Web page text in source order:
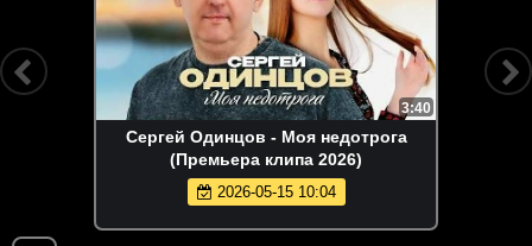
3:40
Сергей Одинцов - Моя недотрога
(Премьера клипа 2026)
2026-05-15 10:04